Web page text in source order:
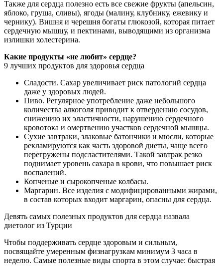
Также для сердца полезно есть все свежие фрукты (апельсин,
яблоко, груша, сливы), ягоды (малину, клубнику, ежевику и
чернику). Вишня и черешня богаты глюкозой, которая питает
сердечную мышцу, и пектинами, выводящими из организма
излишки холестерина.
Какие продукты «не любит» сердце?
9 лучших продуктов для здоровья сердца
Сладости. Сахар увеличивает риск патологий сердца
даже у здоровых людей.
Пиво. Регулярное употребление даже небольшого
количества алкоголя приводит к отвердению сосудов,
снижению их эластичности, нарушению сердечного
кровотока и омертвению участков сердечной мышцы.
Сухие завтраки, злаковые батончики и мюсли, которые
рекламируются как часть здоровой диеты, чаще всего
перегружены подсластителями. Такой завтрак резко
поднимает уровень сахара в крови, что повышает риск
воспалений.
Копченые и сырокопченые колбасы.
Маргарин. Все изделия с модифицированными жирами,
в состав которых входит маргарин, опасны для сердца.
Девять самых полезных продуктов для сердца назвала
диетолог из Турции
Чтобы поддерживать сердце здоровым и сильным,
посвящайте умеренным физнагрузкам минимум 3 часа в
неделю. Самые полезные виды спорта в этом случае: быстрая